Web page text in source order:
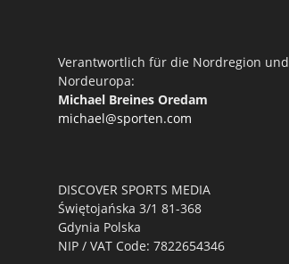
Verantwortlich für die Nordregion und
Nordeuropa:
Michael Breines Oredam
michael@sporten.com
DISCOVER SPORTS MEDIA
Świętojańska 3/1 81-368
Gdynia Polska
NIP / VAT Code: 7822654346